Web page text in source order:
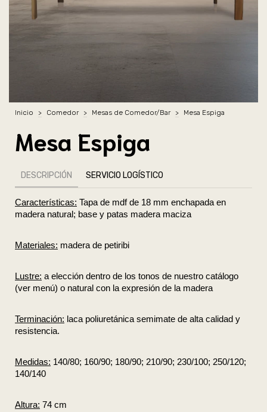
Inicio > Comedor > Mesas de Comedor/Bar > Mesa Espiga
Mesa Espiga
DESCRIPCIÓN SERVICIO LOGÍSTICO
Características: Tapa de mdf de 18 mm enchapada en
madera natural; base y patas madera maciza
Materiales: madera de petiribi
Lustre: a elección dentro de los tonos de nuestro catálogo
(ver menú) o natural con la expresión de la madera
Terminación: laca poliuretánica semimate de alta calidad y
resistencia.
Medidas: 140/80; 160/90; 180/90; 210/90; 230/100; 250/120;
140/140
Altura: 74 cm